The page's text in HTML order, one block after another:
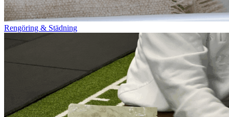
Rengöring & Städning